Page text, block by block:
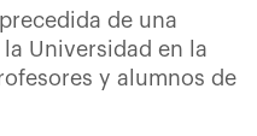
de una
Universidad en la
y alumnos de